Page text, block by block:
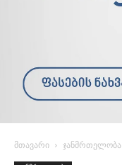
მთავარი ჯანმრთელობა